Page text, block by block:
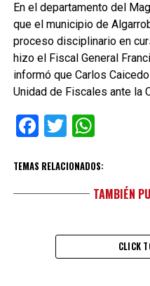
En el departamento del
que el municipio de
proceso disciplinario en
hizo el Fiscal General
informó que Carlos
Unidad de Fiscales ante la
Facebook
Twitter
TEMAS RELACIONADOS:
TAMBIÉN
CLICK